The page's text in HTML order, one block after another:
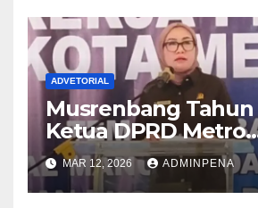
ADVETORIAL
Musrenbang Tahun
Ketua DPRD Metro
Sampaikan Soal
hingga Ketahanan
MAR 12, 2026 ADMINPENA